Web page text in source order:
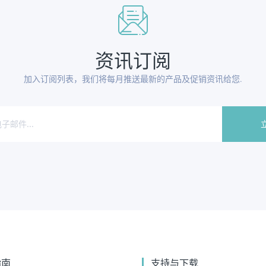
资讯订阅
加入订阅列表，我们将每月推送最新的产品及促销资讯给您.
支持与下载